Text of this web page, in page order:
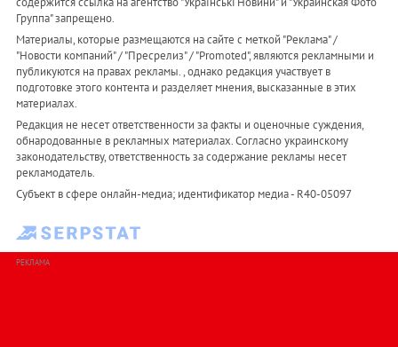
Группа" запрещено.
Материалы, которые размещаются на сайте с меткой "Реклама" /
"Новости компаний" / "Пресрелиз" / "Promoted", являются рекламными и
публикуются на правах рекламы. , однако редакция участвует в
подготовке этого контента и разделяет мнения, высказанные в этих
материалах.
Редакция не несет ответственности за факты и оценочные суждения,
обнародованные в рекламных материалах. Согласно украинскому
законодательству, ответственность за содержание рекламы несет
рекламодатель.
Субъект в сфере онлайн-медиа; идентификатор медиа - R40-05097
РЕКЛАМА